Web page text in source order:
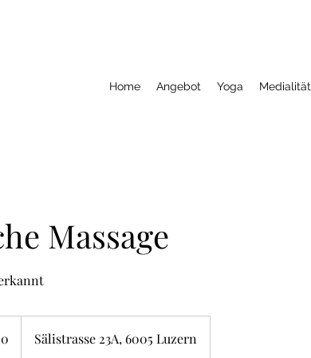
Home Angebot Yoga Medialität
Massage
Sälistrasse 23A, 6005 Luzern